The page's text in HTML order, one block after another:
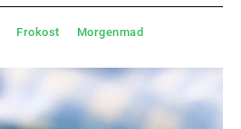
Frokost Morgenmad